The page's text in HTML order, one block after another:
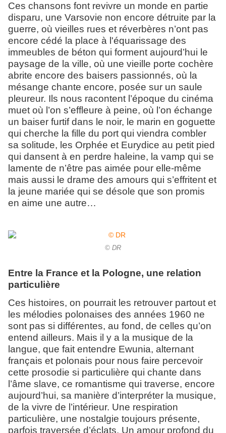
Ces chansons font revivre un monde en partie
disparu, une Varsovie non encore détruite par la
guerre, où vieilles rues et réverbères n’ont pas
encore cédé la place à l'équarissage des
immeubles de béton qui forment aujourd’hui le
paysage de la ville, où une vieille porte cochère
abrite encore des baisers passionnés, où la
mésange chante encore, posée sur un saule
pleureur. Ils nous racontent l’époque du cinéma
muet où l’on s’effleure à peine, où l’on échange
un baiser furtif dans le noir, le marin en goguette
qui cherche la fille du port qui viendra combler
sa solitude, les Orphée et Eurydice au petit pied
qui dansent à en perdre haleine, la vamp qui se
lamente de n’être pas aimée pour elle-même
mais aussi le drame des amours qui s’effritent et
la jeune mariée qui se désole que son promis
en aime une autre…
© DR
Entre la France et la Pologne, une relation
particulière
Ces histoires, on pourrait les retrouver partout et
les mélodies polonaises des années 1960 ne
sont pas si différentes, au fond, de celles qu’on
entend ailleurs. Mais il y a la musique de la
langue, que fait entendre Ewunia, alternant
français et polonais pour nous faire percevoir
cette prosodie si particulière qui chante dans
l’âme slave, ce romantisme qui traverse, encore
aujourd’hui, sa manière d’interpréter la musique,
de la vivre de l’intérieur. Une respiration
particulière, une nostalgie toujours présente,
parfois traversée d’éclats. Un amour profond du